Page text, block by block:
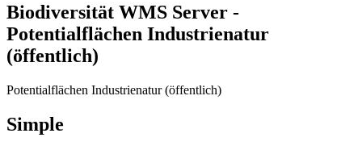
Biodiversität WMS Server -
Potentialflächen Industrienatur
(öffentlich)
Potentialflächen Industrienatur (öffentlich)
Simple